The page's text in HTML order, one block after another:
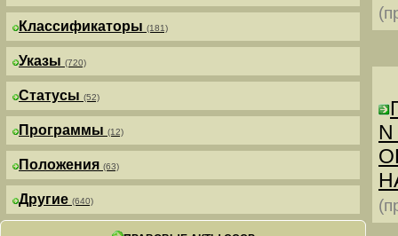
Классификаторы (181)
Указы (720)
Статусы (52)
Программы (12)
Положения (63)
Другие (640)